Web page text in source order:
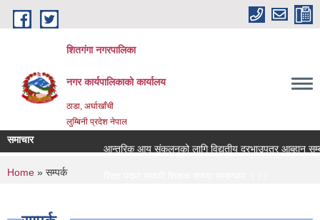
Skip to main content
शितगंगा नगरपालिका
नगर कार्यपालिकाकाे कार्यालय
ठाडा, अर्घाखाँची
लुम्बिनी प्रदेश नेपाल
समाचार
आन्तरिक आय संकलनको लागि विद्युतीय दरभाउपत्र आब्हान
You are here
Home » सम्पर्क